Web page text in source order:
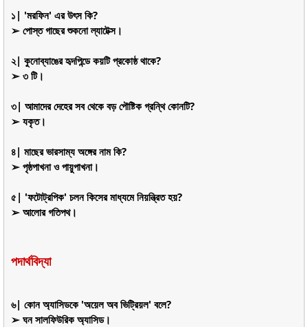
১| 'মরফিন' এর উৎস কি?
➢ পোস্ত গাছের শুকনো ল্যাটেক্স।
২| কুনোব্যাঙের হৃদপিন্ডে কয়টি প্রকোষ্ঠ থাকে?
➢ ৩ টি।
৩| আমাদের দেহের সব থেকে বড় পৌষ্টিক গ্রন্থি কোনটি?
➢ যকৃত।
৪| মাছের ভারসাম্য অঙ্গের নাম কি?
➢ পৃষ্ঠপাখনা ও পায়ুপাখনা।
৫| 'ফটোট্রপিক' চলন কিসের মাধ্যমে নিয়ন্ত্রিত হয়?
➢ আলোর গতিপথ।
পদার্থবিদ্যা
৬| কোন অ্যাসিডকে 'অয়েল অব ভিট্রিয়ল' বলে?
➢ ঘন সালফিউরিক অ্যাসিড।